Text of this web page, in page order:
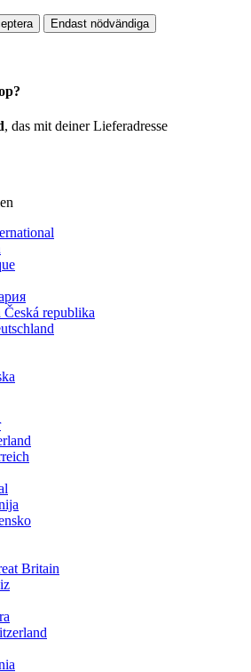
Endast nödvändiga
, das mit deiner Lieferadresse
Česká republika
Britain